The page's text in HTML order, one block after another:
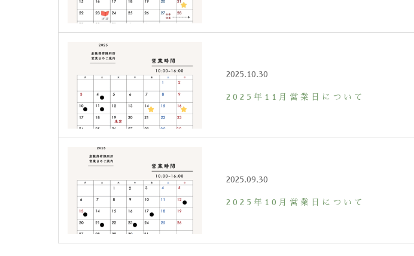
2025.10.30
2025年11月営業日について
2025.09.30
2025年10月営業日について